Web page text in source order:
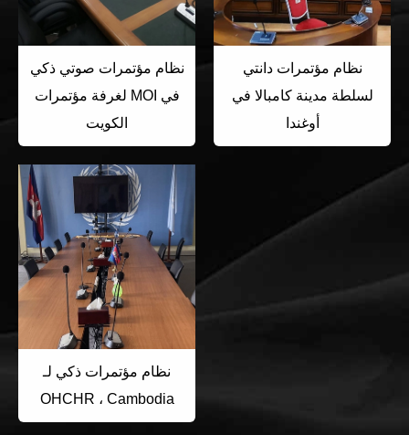
نظام مؤتمرات صوتي ذكي
لغرفة مؤتمرات MOI في
الكويت
نظام مؤتمرات دانتي
لسلطة مدينة كامبالا في
أوغندا
نظام مؤتمرات ذكي لـ
OHCHR ، Cambodia